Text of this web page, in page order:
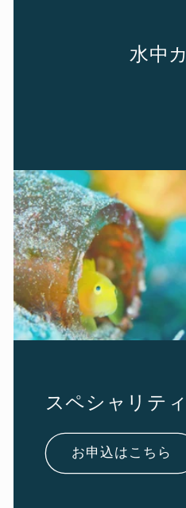
水中
スペシャリテ
お申込はこちら